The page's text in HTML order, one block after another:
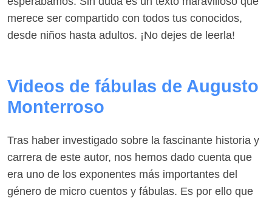
merece ser compartido con todos tus conocidos,
desde niños hasta adultos. ¡No dejes de leerla!
Videos de fábulas de Augusto
Monterroso
Tras haber investigado sobre la fascinante historia y
carrera de este autor, nos hemos dado cuenta que
era uno de los exponentes más importantes del
género de micro cuentos y fábulas. Es por ello que